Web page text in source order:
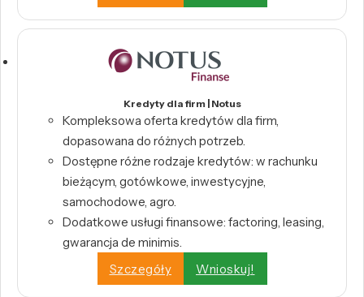
Kredyty dla firm | Notus
Kompleksowa oferta kredytów dla firm,
dopasowana do różnych potrzeb.
Dostępne różne rodzaje kredytów: w rachunku
bieżącym, gotówkowe, inwestycyjne,
samochodowe, agro.
Dodatkowe usługi finansowe: factoring, leasing,
gwarancja de minimis.
Szczegóły
Wnioskuj!